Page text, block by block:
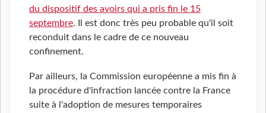
du dispositif des avoirs qui a pris fin le 15
septembre. Il est donc très peu probable qu'il soit
reconduit dans le cadre de ce nouveau
confinement.
Par ailleurs, la Commission européenne a mis fin à
la procédure d'infraction lancée contre la France
suite à l'adoption de mesures temporaires